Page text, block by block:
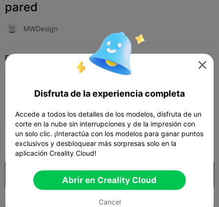
pared
MWDesign
Print Settings Hogar  
 Añadir configuración de impresión
200

Disfruta de la experiencia completa
Accede a todos los detalles de los modelos, disfruta de un
corte en la nube sin interrupciones y de la impresión con
un solo clic. ¡Interactúa con los modelos para ganar puntos
exclusivos y desbloquear más sorpresas solo en la
aplicación Creality Cloud!
Abrir en Creality Cloud
Cancel